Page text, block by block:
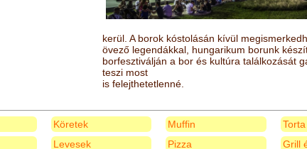
kerül. A borok kóstolásán kívül
övező legendákkal, hungarikum borunk
borfesztiválján a bor és kultúra találkozását
teszi most
is felejthetetlenné.
Köretek
Levesek
Muffin
Pizza
Torta
Grill